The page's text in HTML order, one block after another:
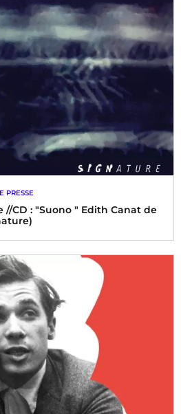
//CD : "Suono " Edith Canat de
PRESSE